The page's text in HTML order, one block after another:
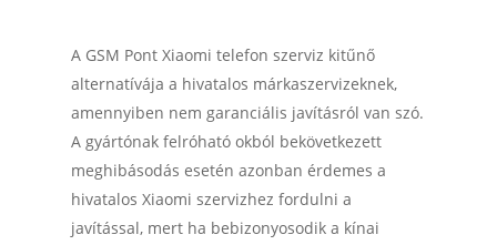
A GSM Pont Xiaomi telefon szerviz kitűnő
alternatívája a hivatalos márkaszervizeknek,
amennyiben nem garanciális javításról van szó.
A gyártónak felróható okból bekövetkezett
meghibásodás esetén azonban érdemes a
hivatalos Xiaomi szervizhez fordulni a
javítással, mert ha bebizonyosodik a kínai